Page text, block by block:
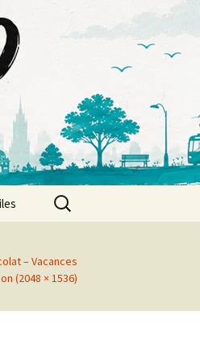
Rechercher :
– Vacances
(2048 × 1536)